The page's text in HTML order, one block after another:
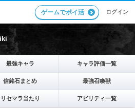
ゲームでポイ活 ログイン
最強キャラ キャラ評価一覧
信銘石まとめ 最強召喚獣
リセマラ当たり アビリティ一覧